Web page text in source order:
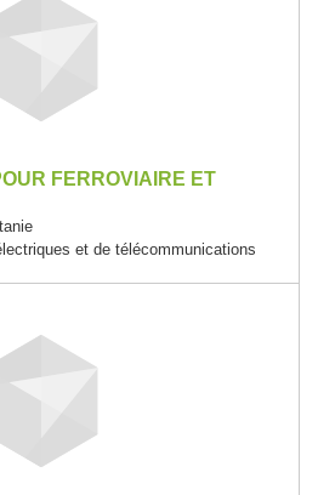
FERROVIAIRE ET
et de télécommunications